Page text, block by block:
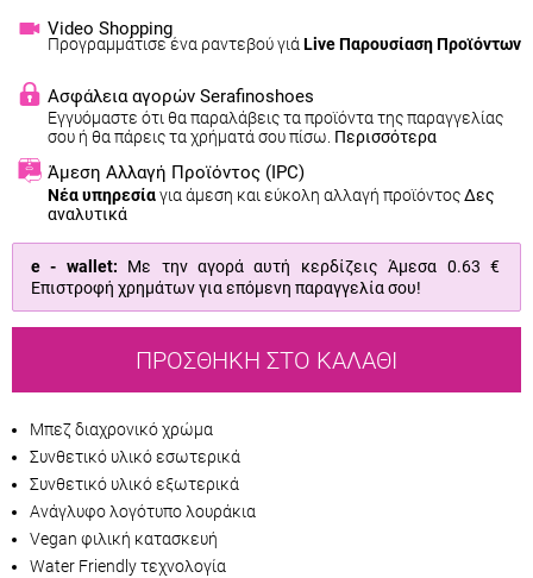
Video Shopping
Προγραμμάτισε ένα ραντεβού γιά Live Παρουσίαση Προϊόντων
Ασφάλεια αγορών Serafinoshoes
Εγγυόμαστε ότι θα παραλάβεις τα προϊόντα της παραγγελίας
σου ή θα πάρεις τα χρήματά σου πίσω. Περισσότερα
Άμεση Αλλαγή Προϊόντος (IPC)
Νέα υπηρεσίαγια άμεση και εύκολη αλλαγή προϊόντοςΔες
αναλυτικά
e - wallet: Με την αγορά αυτή κερδίζεις Άμεσα 0.63 €
Επιστροφή χρημάτων για επόμενη παραγγελία σου!
ΠΡΟΣΘΉΚΗ ΣΤΟ ΚΑΛΆΘΙ
Μπεζ διαχρονικό χρώμα
Συνθετικό υλικό εσωτερικά
Συνθετικό υλικό εξωτερικά
Ανάγλυφο λογότυπο λουράκια
Vegan φιλική κατασκευή
Water Friendly τεχνολογία